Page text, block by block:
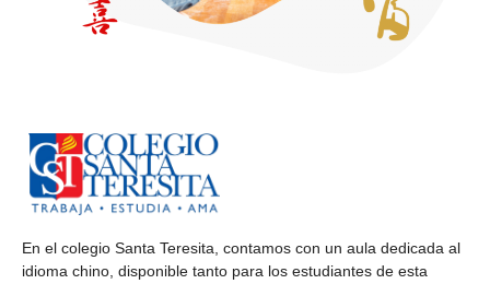
En el colegio Santa Teresita, contamos con un aula dedicada al
idioma chino, disponible tanto para los estudiantes de esta